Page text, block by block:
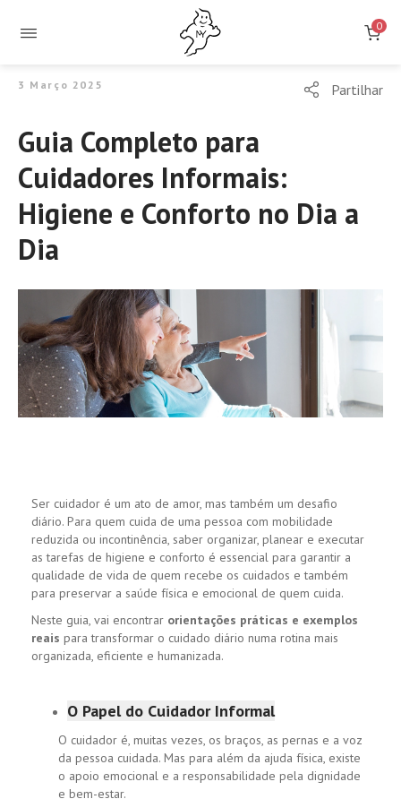
0
3 Março 2025 Partilhar
Guia Completo para
Cuidadores Informais:
Higiene e Conforto no Dia a
Dia
Ser cuidador é um ato de amor, mas também um desafio
diário. Para quem cuida de uma pessoa com mobilidade
reduzida ou incontinência, saber organizar, planear e executar
as tarefas de higiene e conforto é essencial para garantir a
qualidade de vida de quem recebe os cuidados e também
para preservar a saúde física e emocional de quem cuida.
Neste guia, vai encontrar orientações práticas e exemplos
reais para transformar o cuidado diário numa rotina mais
organizada, eficiente e humanizada.
O Papel do Cuidador Informal
O cuidador é, muitas vezes, os braços, as pernas e a voz
da pessoa cuidada. Mas para além da ajuda física, existe
o apoio emocional e a responsabilidade pela dignidade
e bem-estar.
Fraldas,
Resguardos
e
Toalhitas
para
incontinência
Intimus